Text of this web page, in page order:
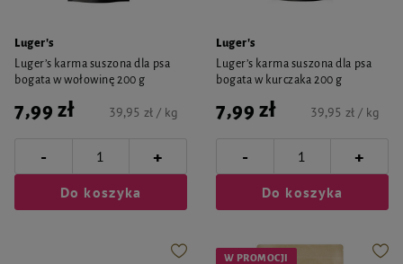
Luger's
Luger’s karma suszona dla psa
bogata w wołowinę 200 g
7,99 zł 39,95 zł / kg
- +
Do koszyka
Luger's
Luger’s karma suszona dla psa
bogata w kurczaka 200 g
7,99 zł 39,95 zł / kg
- +
Do koszyka
W PROMOCJI